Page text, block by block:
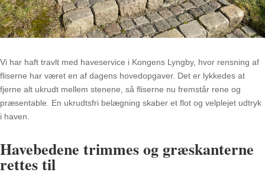
Vi har haft travlt med haveservice i Kongens Lyngby, hvor rensning af
fliserne har været en af dagens hovedopgaver. Det er lykkedes at
fjerne alt ukrudt mellem stenene, så fliserne nu fremstår rene og
præsentable. En ukrudtsfri belægning skaber et flot og velplejet udtryk
i haven.
Havebedene trimmes og græskanterne
rettes til